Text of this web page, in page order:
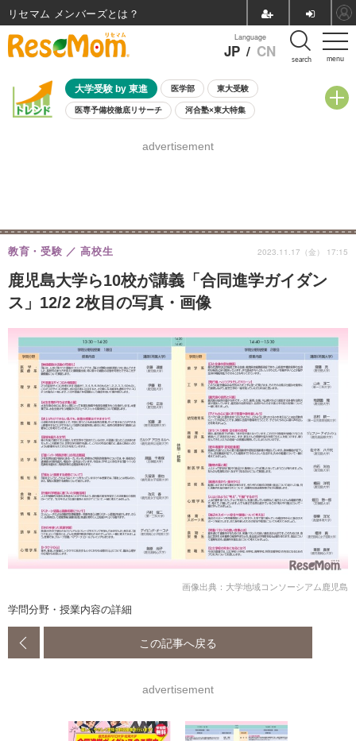
menu
Language
JP / CN search
大学受験 by 東進 医学部 東大受験
医専予備校徹底リサーチ 河合塾×東大特集
8月開催学校説明会・相談会
advertisement
鹿児島大学ら10校が講義「合同進学ガイダン
ス」12/2 2枚目の写真・画像
教育・受験 高校生 2023.11.17（金） 17:15
画像出典：大学地域コンソーシアム鹿児島
学問分野・授業内容の詳細
この記事へ戻る
advertisement
リセマム メンバーズ